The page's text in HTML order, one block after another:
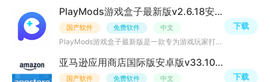
PlayMods游戏盒子最新版v2.6.18安卓版
国产软件 免费软件 中文
PlayMods游戏盒子最新版是一款专为游戏玩家打造的综合性游戏平台，提供丰富的游戏资源、便捷的游戏管理功能
下载
亚马逊应用商店国际版安卓版v33.10.1.0.210516.0_801880010中文版
国产软件 免费软件 中文 下载